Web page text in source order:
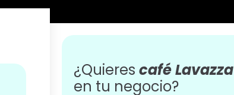
¿Quieres café Lavazza
en tu negocio?